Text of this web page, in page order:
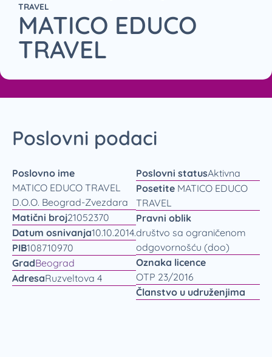
TRAVEL
MATICO EDUCO
TRAVEL
Poslovni podaci
Poslovno ime
MATICO EDUCO TRAVEL
D.O.O. Beograd-Zvezdara
Matični broj21052370
Datum osnivanja10.10.2014.
PIB108710970
GradBeograd
AdresaRuzveltova 4
Poslovni statusAktivna
Posetite MATICO EDUCO
TRAVEL
Pravni oblik
društvo sa ograničenom
odgovornošću (doo)
Oznaka licence
OTP 23/2016
Članstvo u udruženjima